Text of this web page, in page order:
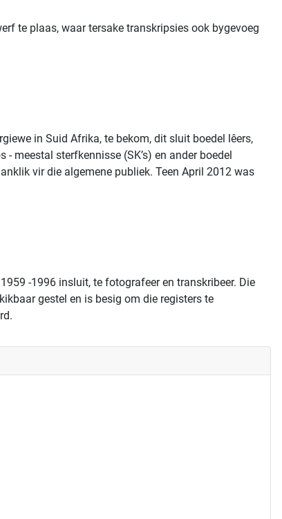
te plaas, waar tersake transkripsies ook bygevoeg
in Suid Afrika, te bekom, dit sluit boedel lêers,
meestal sterfkennisse (SK’s) en ander boedel
vir die algemene publiek. Teen April 2012 was
-1996 insluit, te fotografeer en transkribeer. Die
gestel en is besig om die registers te